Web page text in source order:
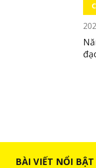
BÀI VIẾT NỔI BẬT